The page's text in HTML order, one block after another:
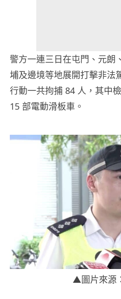
警方一連三日在屯門、元朗
埔及邊境等地展開打擊非法
行動一共拘捕 84 人，其中
15 部電動滑板車。
▲圖片來源